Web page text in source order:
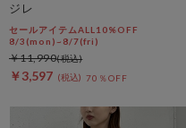
ジレ
セールアイテムALL10%OFF
8/3(mon)~8/7(fri)
￥3,597 70％OFF
￥11,990